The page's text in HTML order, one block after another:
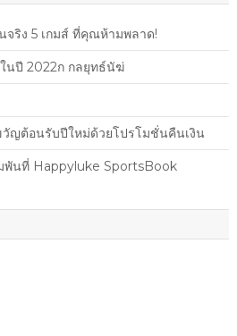
จริง 5 เกมส์ ที่คุณห้ามพลาด!
นปี 2022ก กลยุทธ์นัฆ่
วัญต้อนรับปีใหม่ด้วยโปรโมชั่นคืนเงิน
พันที่ Happyluke SportsBook